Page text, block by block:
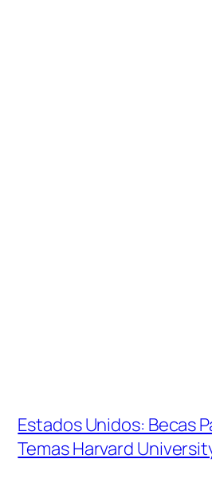
Estados Unidos: Becas
Temas Harvard